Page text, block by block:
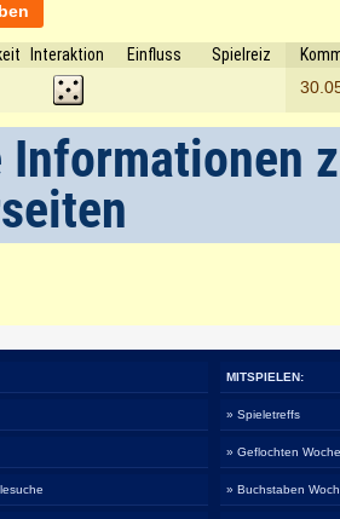
Interaktion Einfluss Spielreiz
Informationen
MITSPIELEN:
» Spieletreffs
» Geflochten
» Buchstaben